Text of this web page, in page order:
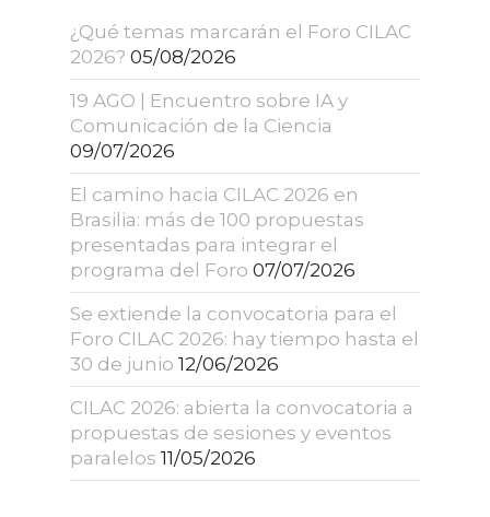
¿Qué temas marcarán el Foro CILAC
2026? 05/08/2026
19 AGO | Encuentro sobre IA y
Comunicación de la Ciencia
09/07/2026
El camino hacia CILAC 2026 en
Brasilia: más de 100 propuestas
presentadas para integrar el
programa del Foro 07/07/2026
Se extiende la convocatoria para el
Foro CILAC 2026: hay tiempo hasta el
30 de junio 12/06/2026
CILAC 2026: abierta la convocatoria a
propuestas de sesiones y eventos
paralelos 11/05/2026